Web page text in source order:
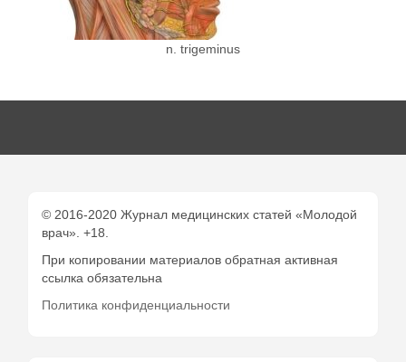
n. trigeminus
© 2016-2020 Журнал медицинских статей «Молодой
врач». +18.
При копировании материалов обратная активная
ссылка обязательна
Политика конфиденциальности